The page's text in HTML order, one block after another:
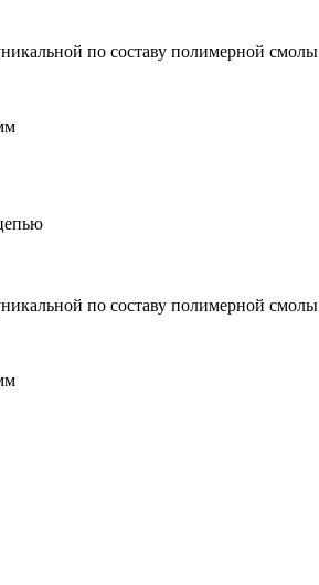
по составу полимерной смолы
по составу полимерной смолы